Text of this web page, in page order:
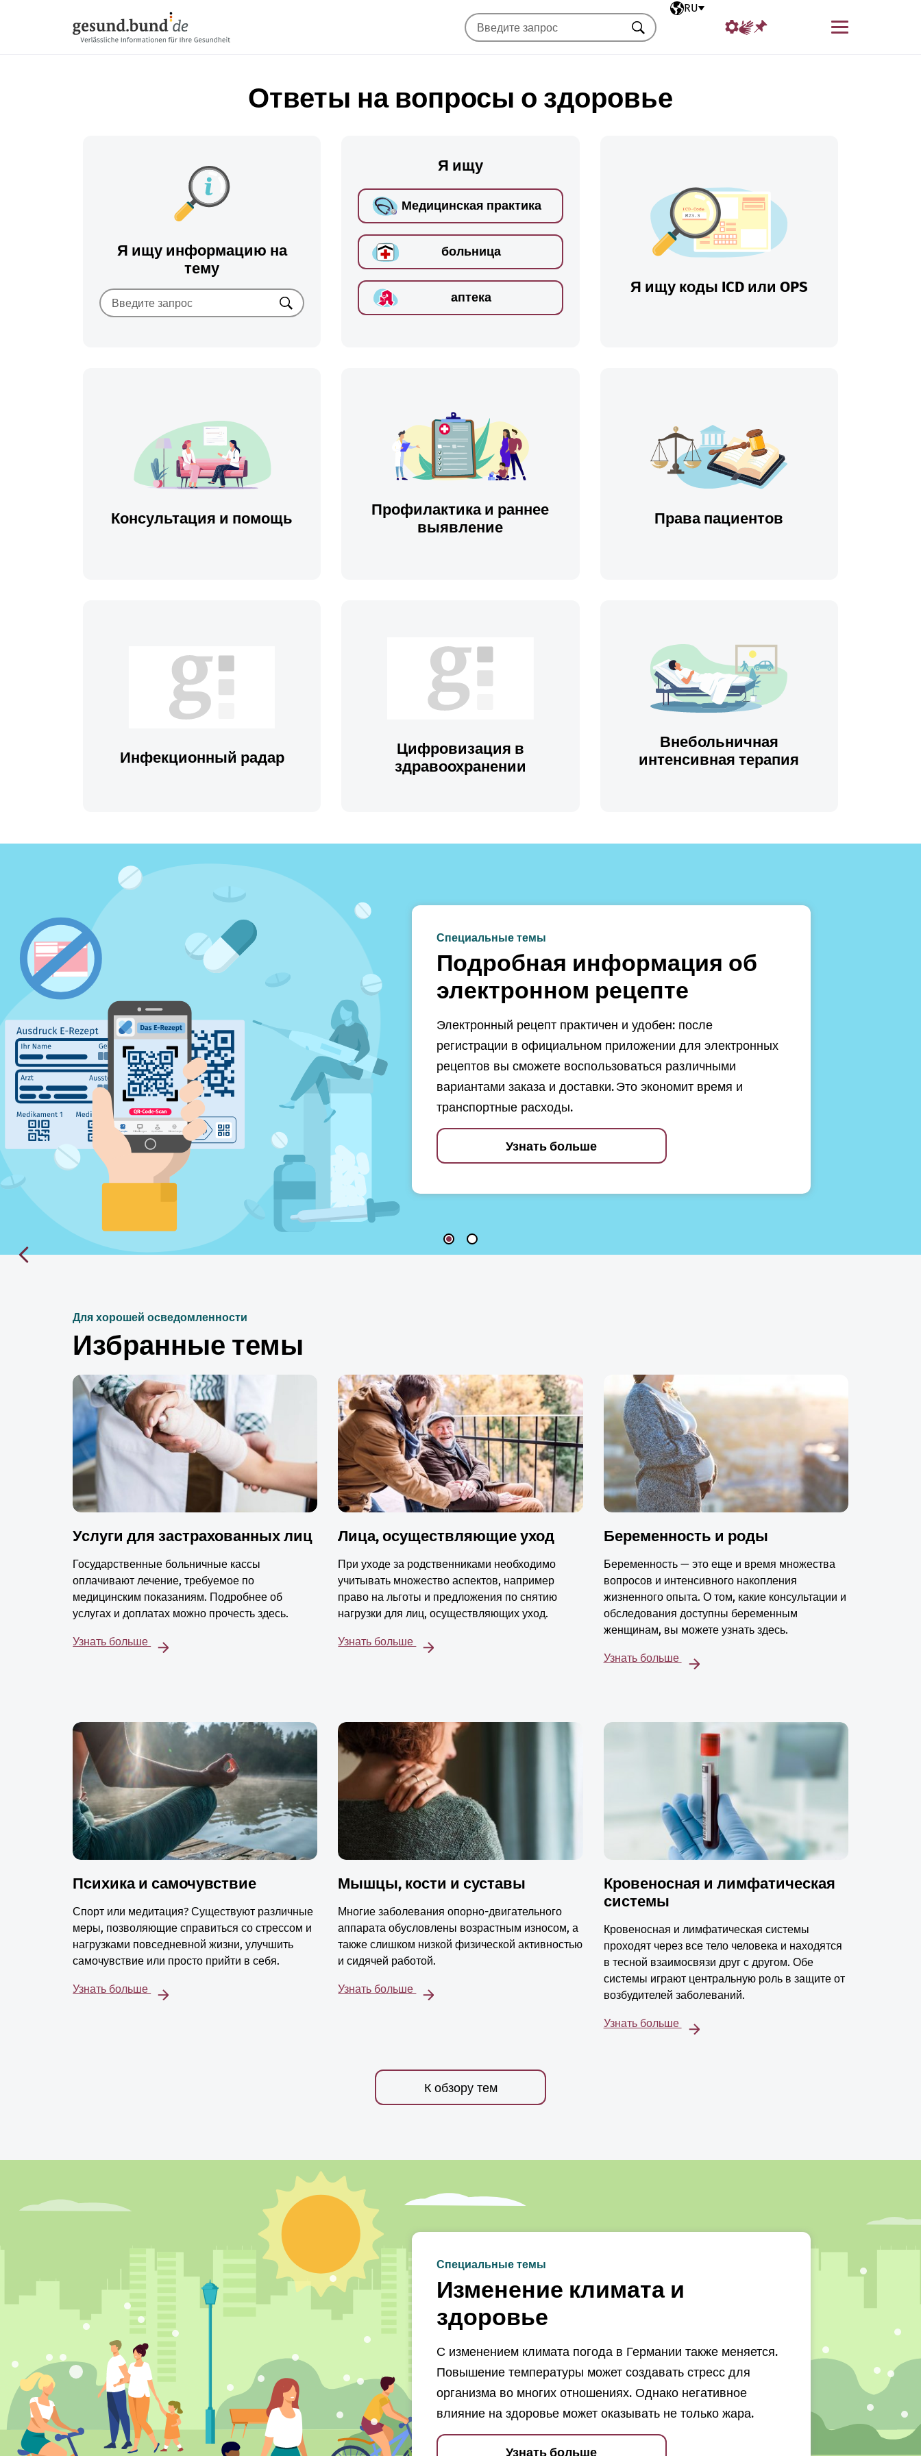
Выбранный язык
RU
Меню
Искать
Ответы на вопросы о здоровье
Я ищу информацию на
тему
Искать
Я ищу
Медицинская практика
больница
аптека
Я ищу коды ICD или OPS
Консультация и помощь
Профилактика и раннее
выявление
Права пациентов
Инфекционный радар
Цифровизация в
здравоохранении
Внебольничная
интенсивная терапия
Специальные темы
Подробная информация об
электронном рецепте
Электронный рецепт практичен и удобен: после
регистрации в официальном приложении для электронных
рецептов вы сможете воспользоваться различными
вариантами заказа и доставки. Это экономит время и
транспортные расходы.
Узнать больше
Для хорошей осведомленности
Избранные темы
Услуги для застрахованных лиц
Государственные больничные кассы
оплачивают лечение, требуемое по
медицинским показаниям. Подробнее об
услугах и доплатах можно прочесть здесь.
Узнать больше
Лица, осуществляющие уход
При уходе за родственниками необходимо
учитывать множество аспектов, например
право на льготы и предложения по снятию
нагрузки для лиц, осуществляющих уход.
Узнать больше
Беременность и роды
Беременность — это еще и время множества
вопросов и интенсивного накопления
жизненного опыта. О том, какие консультации и
обследования доступны беременным
женщинам, вы можете узнать здесь.
Узнать больше
Психика и самочувствие
Спорт или медитация? Существуют различные
меры, позволяющие справиться со стрессом и
нагрузками повседневной жизни, улучшить
самочувствие или просто прийти в себя.
Узнать больше
Мышцы, кости и суставы
Многие заболевания опорно-двигательного
аппарата обусловлены возрастным износом, а
также слишком низкой физической активностью
и сидячей работой.
Узнать больше
Кровеносная и лимфатическая
системы
Кровеносная и лимфатическая системы
проходят через все тело человека и находятся
в тесной взаимосвязи друг с другом. Обе
системы играют центральную роль в защите от
возбудителей заболеваний.
Узнать больше
К обзору тем
Специальные темы
Изменение климата и
здоровье
С изменением климата погода в Германии также меняется.
Повышение температуры может создавать стресс для
организма во многих отношениях. Однако негативное
влияние на здоровье может оказывать не только жара.
Узнать больше